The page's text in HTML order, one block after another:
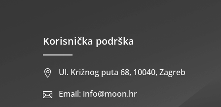
Korisnička podrška
 Ul. Križnog puta 68, 10040, Zagreb
 Email: info@moon.hr